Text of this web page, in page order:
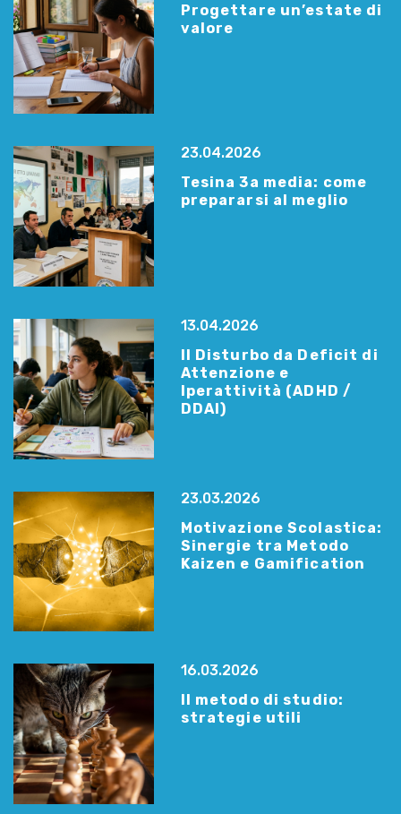
Progettare un’estate di
valore
23.04.2026
Tesina 3a media: come
prepararsi al meglio
13.04.2026
Il Disturbo da Deficit di
Attenzione e
Iperattività (ADHD /
DDAI)
23.03.2026
Motivazione Scolastica:
Sinergie tra Metodo
Kaizen e Gamification
16.03.2026
Il metodo di studio:
strategie utili